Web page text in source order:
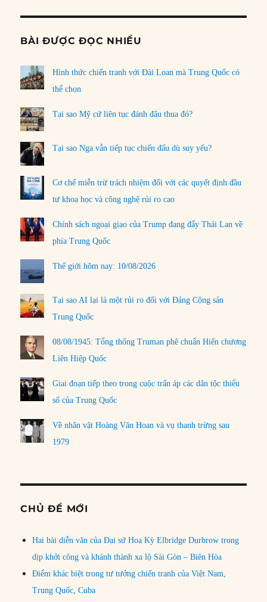
BÀI ĐƯỢC ĐỌC NHIỀU
Hình thức chiến tranh với Đài Loan mà Trung Quốc có
thể chọn
Tại sao Mỹ cứ liên tục đánh đâu thua đó?
Tại sao Nga vẫn tiếp tục chiến đấu dù suy yếu?
Cơ chế miễn trừ trách nhiệm đối với các quyết định đầu
tư khoa học và công nghệ rủi ro cao
Chính sách ngoại giao của Trump đang đẩy Thái Lan về
phía Trung Quốc
Thế giới hôm nay: 10/08/2026
Tại sao AI lại là một rủi ro đối với Đảng Cộng sản
Trung Quốc
08/08/1945: Tổng thống Truman phê chuẩn Hiến chương
Liên Hiệp Quốc
Giai đoạn tiếp theo trong cuộc trấn áp các dân tộc thiểu
số của Trung Quốc
Về nhân vật Hoàng Văn Hoan và vụ thanh trừng sau
1979
CHỦ ĐỀ MỚI
Hai bài diễn văn của Đại sứ Hoa Kỳ Elbridge Durbrow trong
dịp khởi công và khánh thành xa lộ Sài Gòn – Biên Hòa
Điểm khác biệt trong tư tưởng chiến tranh của Việt Nam,
Trung Quốc, Cuba